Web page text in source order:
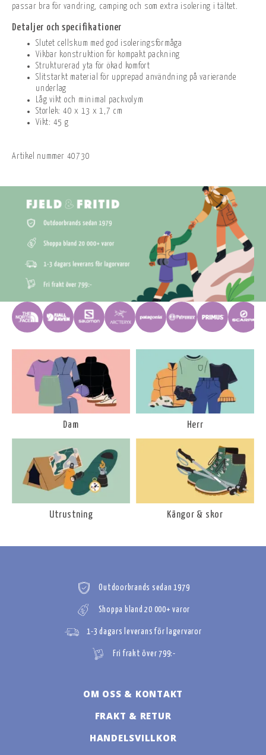
passar bra för vandring, camping och som extra isolering i tältet.
Detaljer och specifikationer
Slutet cellskum med god isoleringsförmåga
Vikbar konstruktion för kompakt packning
Strukturerad yta för ökad komfort
Slitstarkt material för upprepad användning på varierande
underlag
Låg vikt och minimal packvolym
Storlek: 40 x 13 x 1,7 cm
Vikt: 45 g
Artikel nummer 40730
Dam Herr
Utrustning Kängor & skor
Outdoorbrands sedan 1979
Shoppa bland 20 000+ varor
1-3 dagars leverans för lagervaror
Fri frakt över 799:-
OM OSS & KONTAKT
FRAKT & RETUR
HANDELSVILLKOR